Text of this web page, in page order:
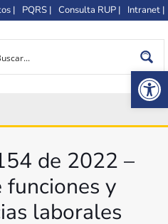
| PQRS | Consulta RUP | Intranet |
de 2022 –
funciones y
laborales